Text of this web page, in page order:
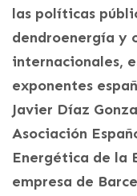
las políticas
dendroenergía y
internacionales,
exponentes
Javier Díaz
Asociación
Energética de la
empresa de